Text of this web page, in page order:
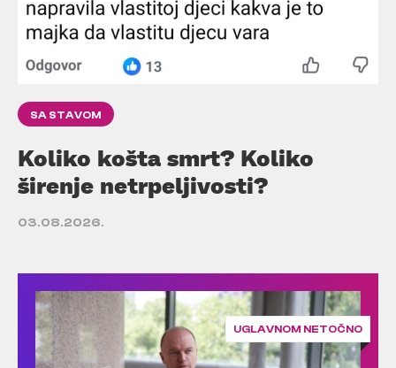
SA STAVOM
Koliko košta smrt? Koliko
širenje netrpeljivosti?
03.08.2026.
UGLAVNOM NETOČNO